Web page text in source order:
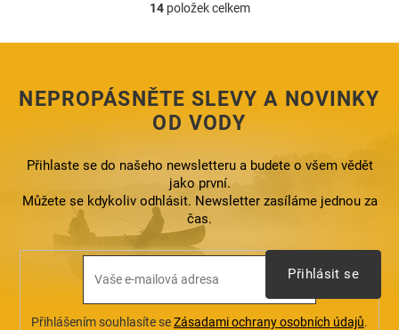
O
a
c
r
v
k
y
v
ý
i
s
u
14položek celkem
NEPROPÁSNĚTE SLEVY A NOVINKY
OD VODY
Přihlaste se do našeho newsletteru a budete o všem vědět
jako první.
Můžete se kdykoliv odhlásit. Newsletter zasíláme jednou za
čas.
Přihlášením souhlasíte seZásadami ochrany osobních údajů.
Přihlásit se